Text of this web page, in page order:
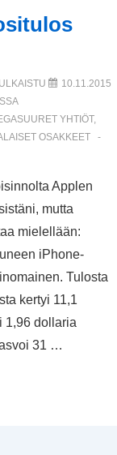
10.11.2015
YHTIÖT,
OSAKKEET
Applen
mutta
mielellään:
iPhone-
Tulosta
kertyi 11,1
1,96 dollaria
31 …